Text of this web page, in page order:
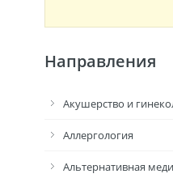
Направления
Акушерство и
Аллергология
Альтернативная